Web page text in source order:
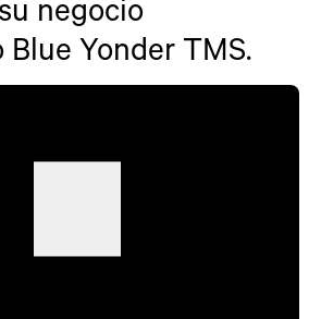
Yonder TMS.